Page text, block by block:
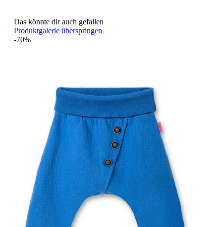
Das könnte dir auch gefallen
Produktgalerie überspringen
-70%